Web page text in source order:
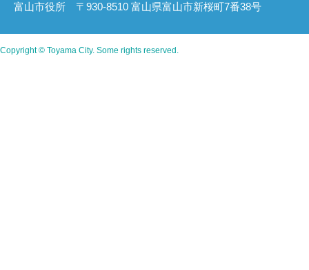
富山市役所 〒930-8510 富山県富山市新桜町7番38号
Copyright © Toyama City. Some rights reserved.